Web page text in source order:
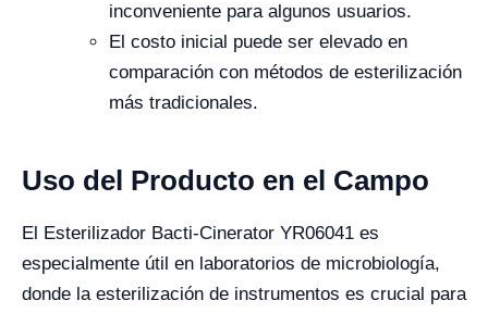
inconveniente para algunos usuarios.
El costo inicial puede ser elevado en
comparación con métodos de esterilización
más tradicionales.
Uso del Producto en el Campo
El Esterilizador Bacti-Cinerator YR06041 es
especialmente útil en laboratorios de microbiología,
donde la esterilización de instrumentos es crucial para